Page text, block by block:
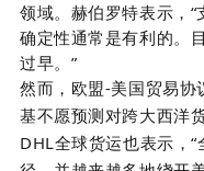
领域。赫伯罗特表示，
确定性通常是有利的。
过早。”
然而，欧盟-美国贸易协
基不愿预测对跨大西洋
DHL全球货运也表示，